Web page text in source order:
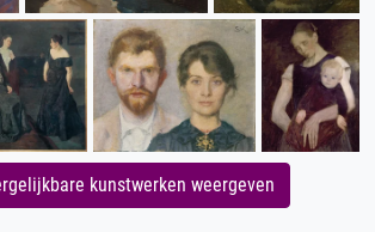
kunstwerken weergeven